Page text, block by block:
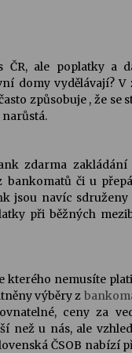
ale poplatky a
domy vydělávají?
způsobuje , že se
narůstá.
zdarma
či u
jsou navíc
při běžných
nemusíte
výběry z
ceny za
než u nás, ale
ČSOB nabízí